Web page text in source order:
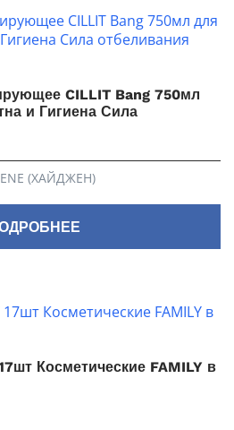
CILLIT Bang 750мл
и Гигиена Сила
(ХАЙДЖЕН)
Косметические FAMILY в